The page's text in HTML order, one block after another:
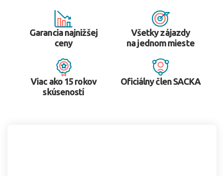
Garancia najnižšej
ceny
Všetky zájazdy
na jednom mieste
Viac ako 15 rokov
skúseností
Oficiálny člen SACKA